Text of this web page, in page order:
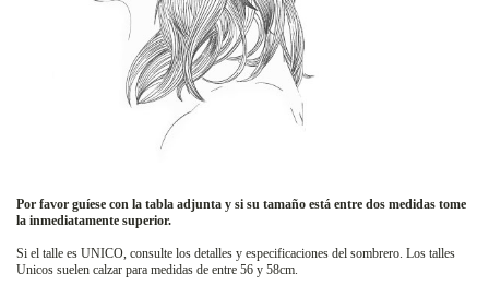
Por favor guíese con la tabla adjunta y si su tamaño está entre dos medidas tome
la inmediatamente superior.
Si el talle es UNICO, consulte los detalles y especificaciones del sombrero. Los talles
Unicos suelen calzar para medidas de entre 56 y 58cm.